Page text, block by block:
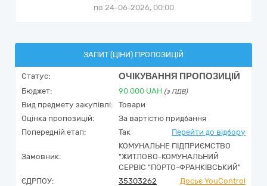
по 24-06-2026, 00:00
ЗАПИТ (ЦІНИ) ПРОПОЗИЦІЙ
Статус: ОЧІКУВАННЯ ПРОПОЗИЦІЙ
Бюджет: 90 000 UAH (з ПДВ)
Вид предмету закупівлі:
Товари
Оцінка пропозицій:
За вартістю придбання
Попередній етап:
Так Перейти до відбору
Замовник:
КОМУНАЛЬНЕ ПІДПРИЄМСТВО
"ЖИТЛОВО-КОМУНАЛЬНИЙ
СЕРВІС "ПОРТО-ФРАНКІВСЬКИЙ"
ЄДРПОУ:
35303262
Досьє YouControl